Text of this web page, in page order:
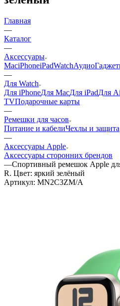
Главная
—
Каталог
—
Аксессуары
MaciPhoneiPadWatchАудио
—
Для Watch
Для iPhoneДля MacДля iPadДля
TVПодарочные карты
—
Ремешки для часов
Питание и кабелиЧехлы и защита
—
Аксессуары Apple
Аксессуары сторонних брендов
—Спортивный ремешок Apple
R. Цвет: яркий зелёный
Артикул: MN2C3ZM/A